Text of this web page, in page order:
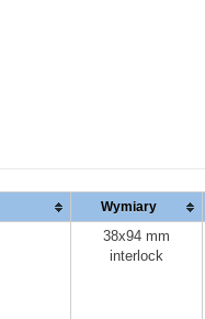
Wymiary
38x94 mm
interlock